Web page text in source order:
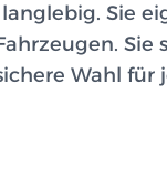
Sie
Sie
Wahl für